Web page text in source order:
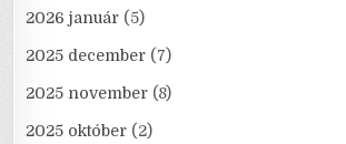
2026 január (5)
2025 december (7)
2025 november (8)
2025 október (2)